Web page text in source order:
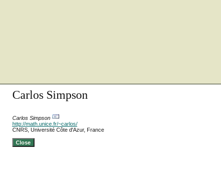
Carlos Simpson
Carlos Simpson
http://math.unice.fr/~carlos/
CNRS, Université Côte d'Azur, France